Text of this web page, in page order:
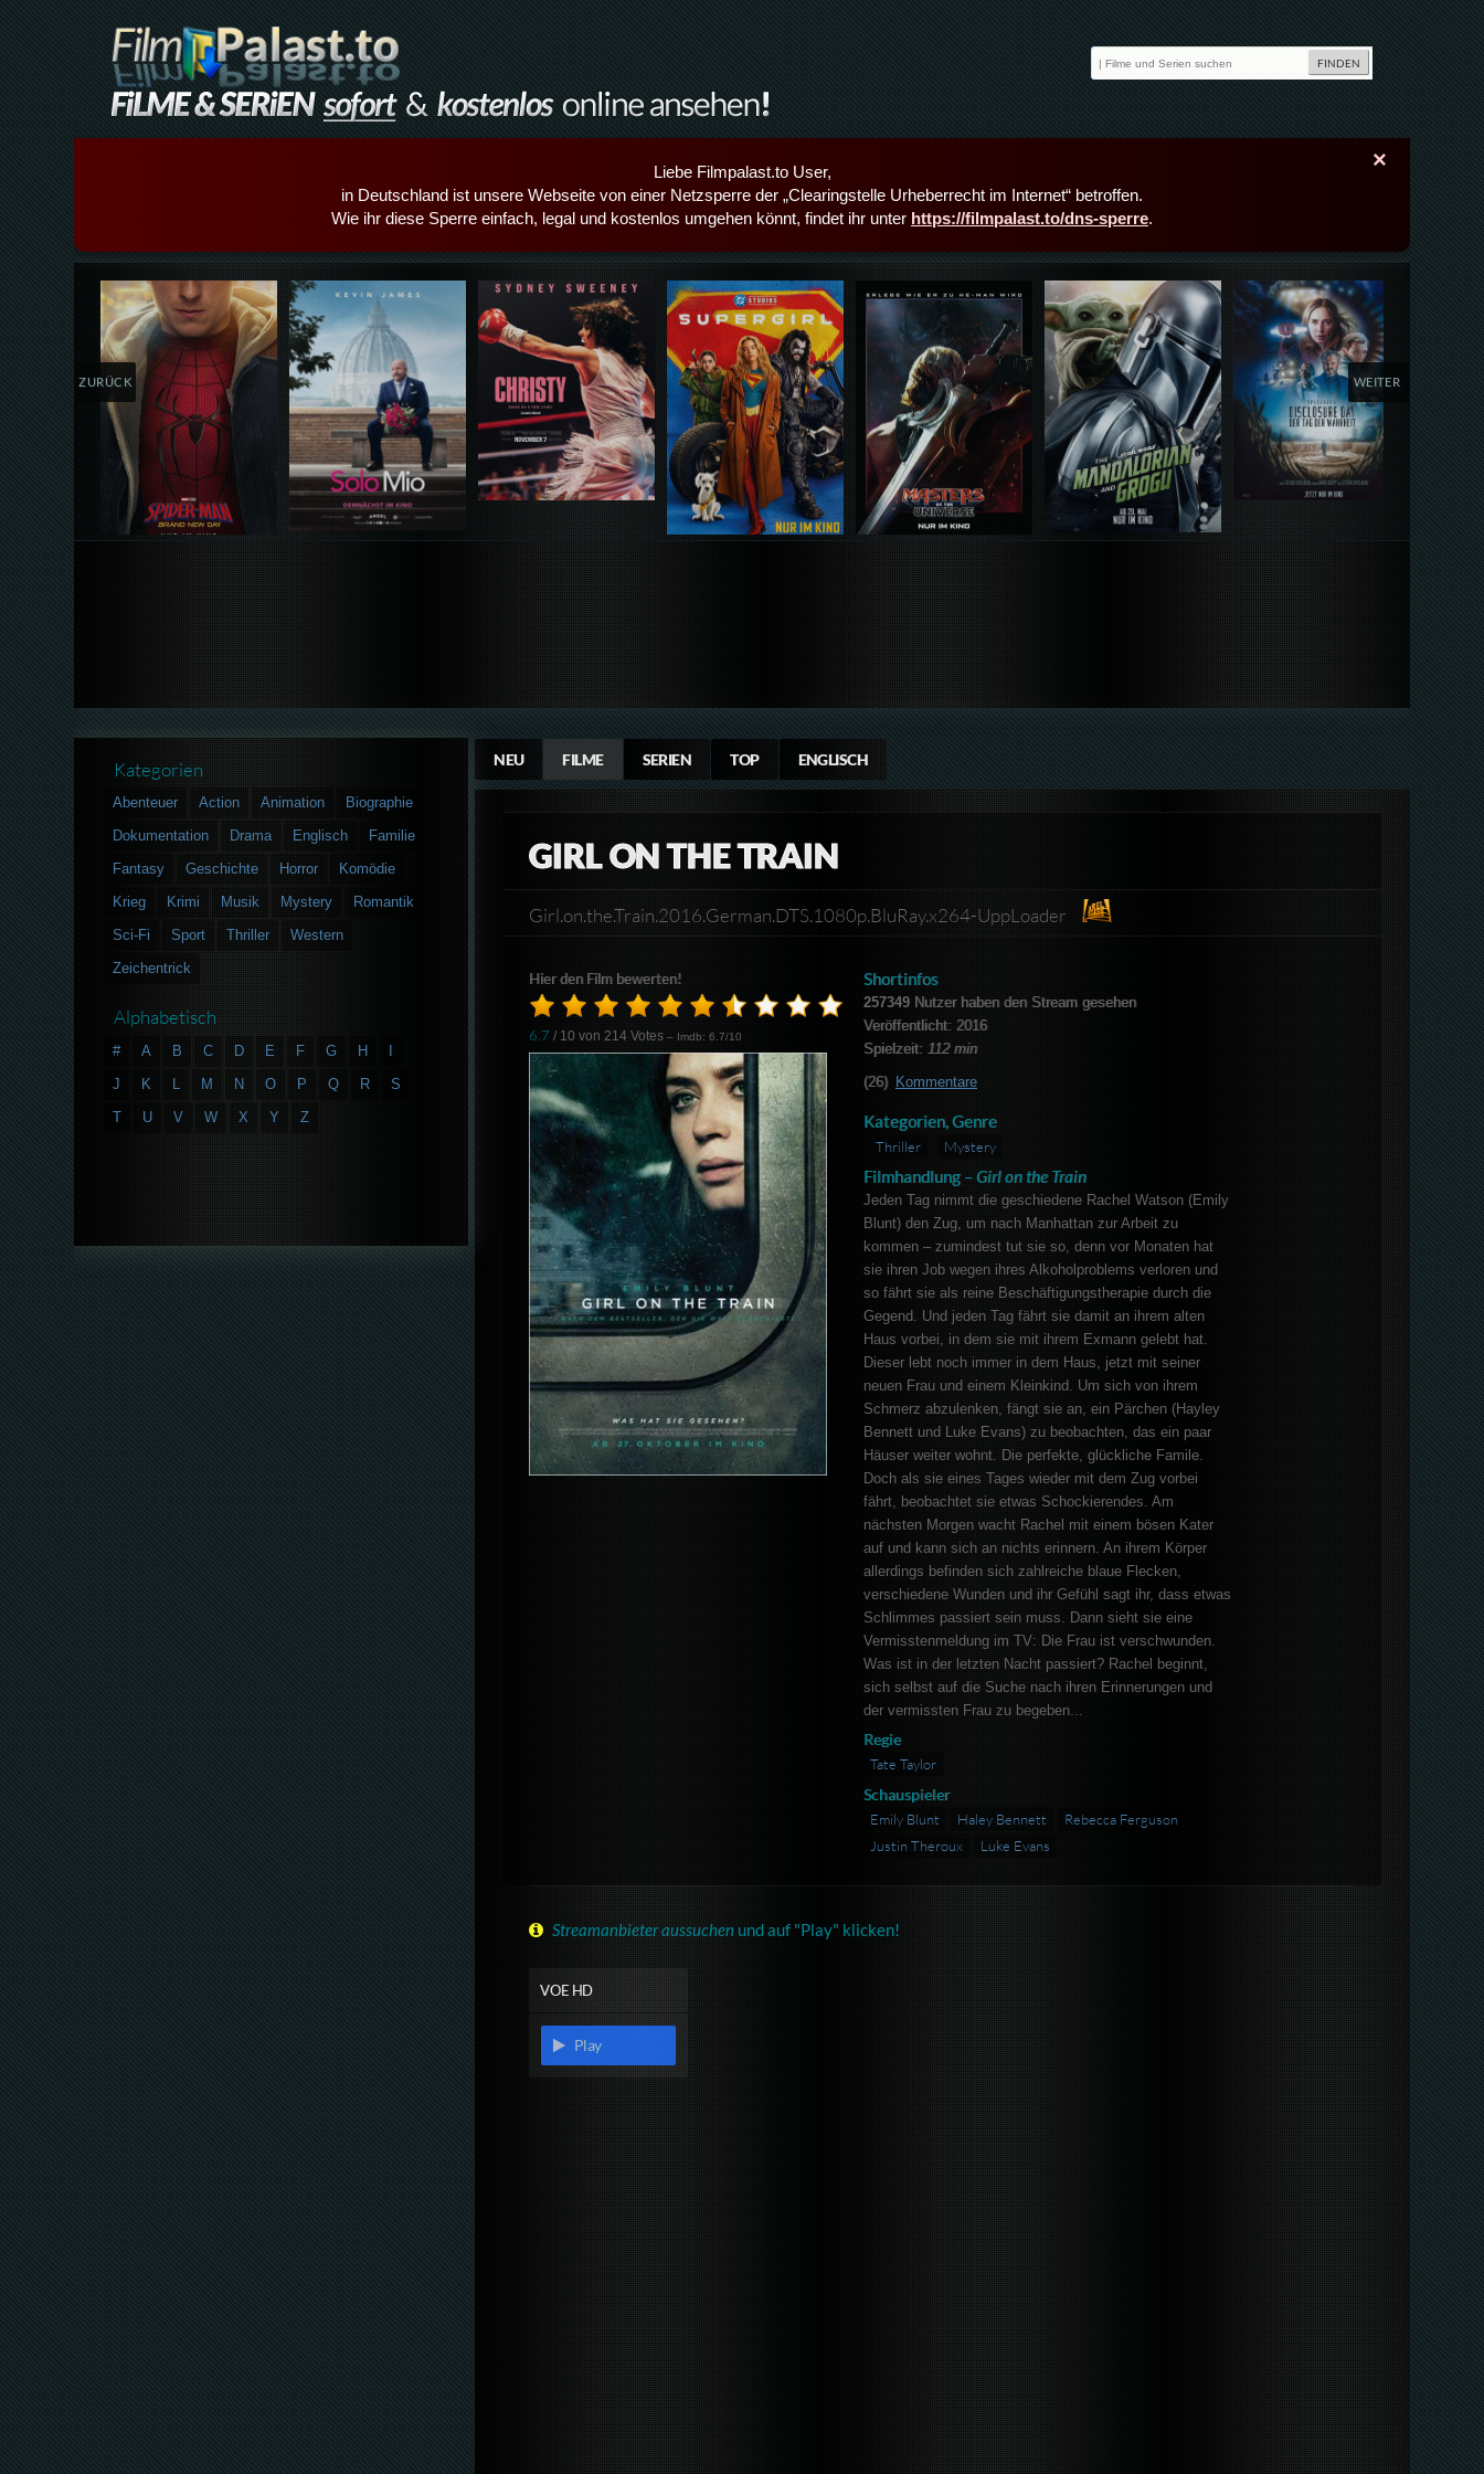
×
Liebe Filmpalast.to User,
in Deutschland ist unsere Webseite von einer Netzsperre der „Clearingstelle Urheberrecht im Internet“ betroffen.
Wie ihr diese Sperre einfach, legal und kostenlos umgehen könnt, findet ihr unter https://filmpalast.to/dns-sperre.
Details,Play Details,Play Details,Play Details,Play Details,Play Details,Play Details,Play
ZURÜCK WEITER
NEU FILME SERIEN TOP ENGLISCH
GIRL ON THE TRAIN
Girl.on.the.Train.2016.German.DTS.1080p.BluRay.x264-UppLoader
Hier den Film bewerten!
6.7 / 10 von214 Votes – Imdb: 6.7/10
Shortinfos
257349Nutzer haben den Stream gesehen
Veröffentlicht: 2016
Spielzeit: 112 min
(26) Kommentare
Kategorien, Genre
Thriller Mystery
Filmhandlung –Girl on the Train
Jeden Tag nimmt die geschiedene Rachel Watson (Emily
Blunt) den Zug, um nach Manhattan zur Arbeit zu
kommen – zumindest tut sie so, denn vor Monaten hat
sie ihren Job wegen ihres Alkoholproblems verloren und
so fährt sie als reine Beschäftigungstherapie durch die
Gegend. Und jeden Tag fährt sie damit an ihrem alten
Haus vorbei, in dem sie mit ihrem Exmann gelebt hat.
Dieser lebt noch immer in dem Haus, jetzt mit seiner
neuen Frau und einem Kleinkind. Um sich von ihrem
Schmerz abzulenken, fängt sie an, ein Pärchen (Hayley
Bennett und Luke Evans) zu beobachten, das ein paar
Häuser weiter wohnt. Die perfekte, glückliche Famile.
Doch als sie eines Tages wieder mit dem Zug vorbei
fährt, beobachtet sie etwas Schockierendes. Am
nächsten Morgen wacht Rachel mit einem bösen Kater
auf und kann sich an nichts erinnern. An ihrem Körper
allerdings befinden sich zahlreiche blaue Flecken,
verschiedene Wunden und ihr Gefühl sagt ihr, dass etwas
Schlimmes passiert sein muss. Dann sieht sie eine
Vermisstenmeldung im TV: Die Frau ist verschwunden.
Was ist in der letzten Nacht passiert? Rachel beginnt,
sich selbst auf die Suche nach ihren Erinnerungen und
der vermissten Frau zu begeben...
Regie
Tate Taylor
Schauspieler
Emily Blunt Haley Bennett
Rebecca Ferguson
Justin Theroux
Luke Evans
Streamanbieter aussuchen und auf "Play" klicken!
VOE HD
Play
Kategorien
Abenteuer Action Animation
Biographie
Dokumentation
Drama Englisch
Familie
Fantasy
Geschichte Horror
Komödie
Krieg
Krimi Musik Mystery
Romantik
Sci-Fi
Sport Thriller
Western
Zeichentrick
Alphabetisch
# A B C D E F G H
J
K L M N O P Q R
S
T
U V W X Y Z